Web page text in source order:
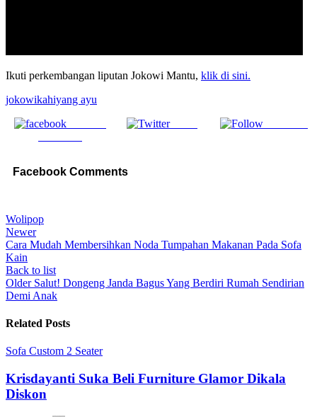
Ikuti perkembangan liputan Jokowi Mantu, klik di sini.
jokowikahiyang ayu
Tweet
Facebook Comments
Wolipop
Newer
Cara Mudah Membersihkan Noda Tumpahan Makanan Pada Sofa
Kain
Back to list
Older Salut! Dongeng Janda Bagus Yang Berdiri Rumah Sendirian
Demi Anak
Related Posts
Sofa Custom 2 Seater
Krisdayanti Suka Beli Furniture Glamor Dikala
Diskon